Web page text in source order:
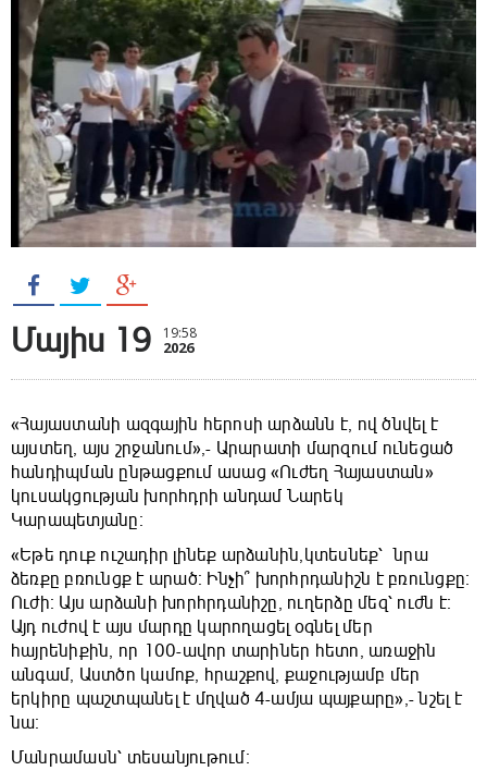
Մայիս 19 19:58
2026
«Հայաստանի ազգային հերոսի արձանն է, ով ծնվել է
այստեղ, այս շրջանում»,- Արարատի մարզում ունեցած
հանդիպման ընթացքում ասաց «Ուժեղ Հայաստան»
կուսակցության խորհդրի անդամ Նարեկ
Կարապետյանը։
«Եթե դուք ուշադիր լինեք արձանին,կտեսնեք՝ նրա
ձեռքը բռունցք է արած։ Ինչի՞ խորհրդանիշն է բռունցքը։
Ուժի։ Այս արձանի խորհրդանիշը, ուղերձը մեզ՝ ուժն է։
Այդ ուժով է այս մարդը կարողացել օգնել մեր
հայրենիքին, որ 100-ավոր տարիներ հետո, առաջին
անգամ, Աստծո կամոք, հրաշքով, քաջությամբ մեր
երկիրը պաշտպանել է մղված 4-ամյա պայքարը»,- նշել է
նա։
Մանրամասն՝ տեսանյութում։